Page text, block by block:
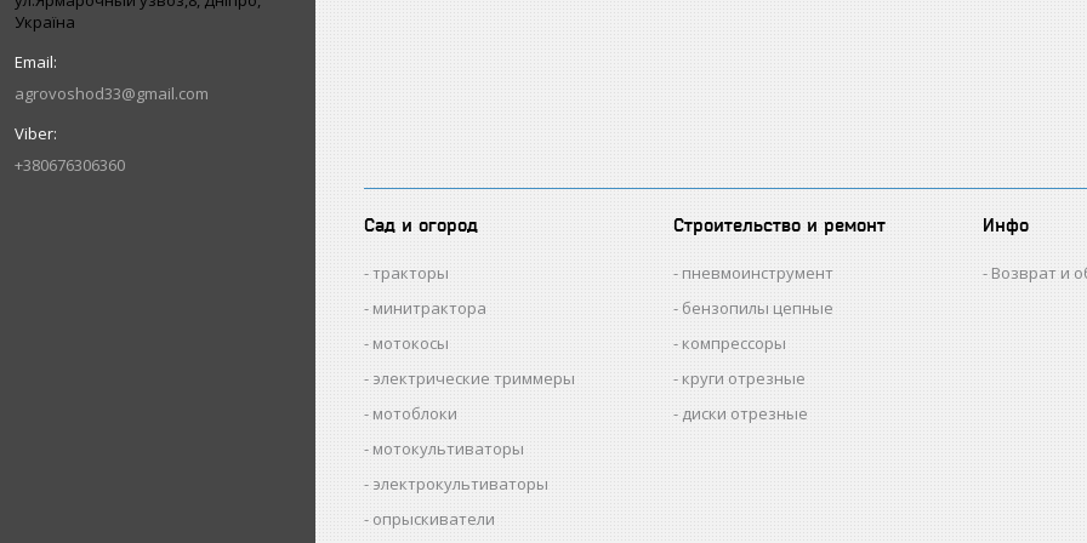
Україна
agrovoshod33@gmail.com
+380676306360
Сад и огород
тракторы
минитрактора
мотокосы
электрические триммеры
мотоблоки
мотокультиваторы
электрокультиваторы
опрыскиватели
Строительство и ремонт
пневмоинструмент
бензопилы цепные
компрессоры
круги отрезные
диски отрезные
Инфо
Возврат и